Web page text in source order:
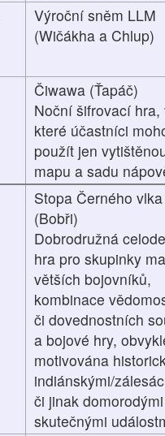
Výroční sněm LLM
(Wičákha a Chlup)
Čiwawa (Ťapáč)
Noční šifrovací hra,
které účastníci
použít jen
mapu a sadu
Stopa Černého vlka
(Bobři)
Dobrodružná
hra pro skupinky
větších bojovníků,
kombinace
či dovednostních
a bojové hry,
motivována
indiánskými/
či jinak domorodými
skutečnými